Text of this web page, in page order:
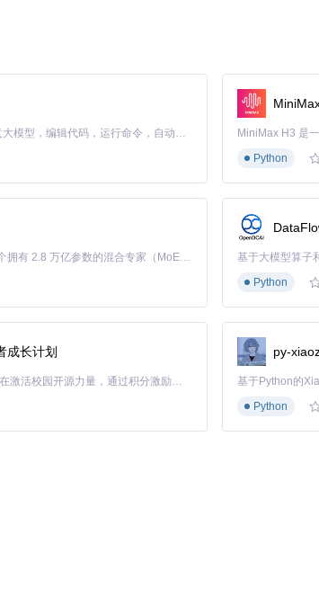
地址和所属模块，使用OpenArk的驱动扫描功能定位
tool for Windows.
op/OpenArk
Claude Code 的开源替代方案。连接任意大模型，编辑代码，运行命令，自动验证 — 全自动执行。用 Rust 构建，极致性能。 ｜ An open-source alternative to Claude Code. Connect any LLM, edit code, run commands, and verify changes — autonomously. Built in Rust for speed. Get Started
Python
Kimi K3 是Kimi能力最强的模型：这是一个拥有 2.8 万亿参数的混合专家（MoE）模型，具备原生视觉理解能力，并支持 100 万 token 的上下文窗口。
基于大模型算子
Python
成长计划
「源启盛夏」暑期校园开发者成长计划旨在激活校园开源力量，通过积分激励、认证扶持、资源倾斜等形式，引导高校组织和开发者完成「入驻 — 建项目 — 做贡献 — 获认证 — 得资源」的完整闭环。无论你是想带领社团入驻平台的组织者，还是希望用代码贡献证明自己的开发者，都能在这里找到属于你的成长路径。
py-
Python